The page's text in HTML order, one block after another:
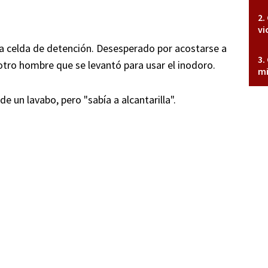
celda de detención. Desesperado por acostarse a
hombre que se levantó para usar el inodoro.
un lavabo, pero "sabía a alcantarilla".